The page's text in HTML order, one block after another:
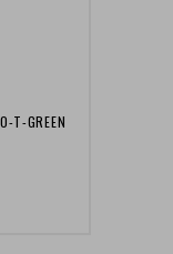
T-GREEN